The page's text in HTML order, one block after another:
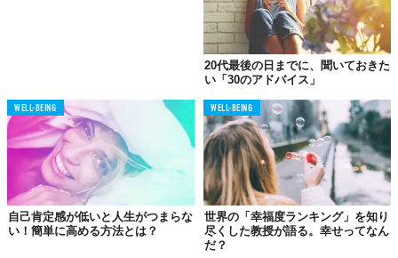
壮絶な人生を経験してきた祖父母は、経済的な安定を徹底的に求
め、子どもたちをより実用的に育てようと考えます。
彼らはルーシーの両親に、自分たちが持っていた財産を増やすた
めにキャリアを積んで欲しいと願っていました。こんなふうに。
20代最後の日までに、聞いておきた
い「30のアドバイス」
WELL-BEING
自己肯定感が低いと人生がつまらな
い！簡単に高める方法とは？
WELL-BEING
世界の「幸福度ランキング」を知り
尽くした教授が語る。幸せってなん
だ？